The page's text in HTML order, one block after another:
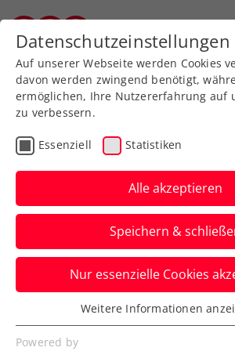
Zurück zur Newsübersicht
Turniere
Zverev sagt
bei den Erste
2025 zu
Ein Weihnachtsgeschenk für
Tennisfans zu Beginn des
des ATP-500-Turniers in Wien.
Verfasst von: Presseaussendung /
Datenschutzeinstellungen
Auf unserer Webseite werden Cookies
davon werden zwingend benötigt,
ermöglichen, Ihre Nutzererfahrung auf
zu verbessern.
Essenziell Statistiken
Alle akzeptieren
Speichern &
Nur essenzielle Cookies
Essenziell
Essenzielle Cookies werden für
Weitere Informationen
Powered by